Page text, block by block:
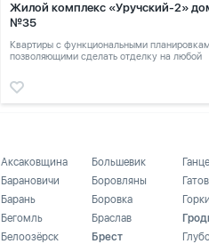
Жилой комплекс «Уручский-2»
№35
Квартиры с функциональными
позволяющими сделать отделку на любой
Аксаковщина
Барановичи
Барань
Бегомль
Белоозёрск
Большевик
Боровляны
Боровка
Браслав
Брест
Горки